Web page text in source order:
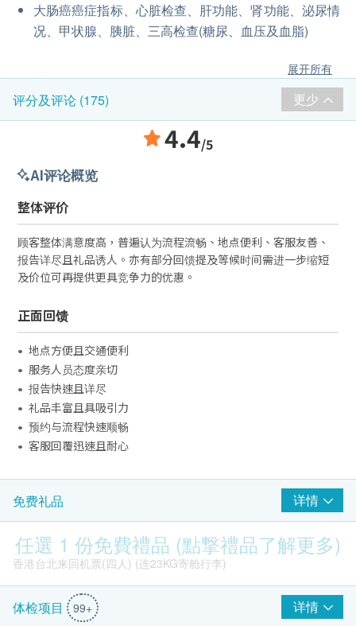
大肠癌癌症指标、心脏检查、肝功能、肾功能、泌尿情
况、甲状腺、胰脏、三高检查(糖尿、血压及血脂)
展开所有
评分及评论 (175) 更少
4.4/5
AI评论概览
整体评价
顾客整体满意度高，普遍认为流程流畅、地点便利、客服友善、
报告详尽且礼品诱人。亦有部分回馈提及等候时间需进一步缩短
及价位可再提供更具竞争力的优惠。
正面回馈
地点方便且交通便利
服务人员态度亲切
报告快速且详尽
礼品丰富且具吸引力
预约与流程快速顺畅
客服回覆迅速且耐心
负面或改进建议
部分地点等候时间较长需改善
报告解释需更专业与清楚
价格需提供更具竞争力的优惠与捆绑方案
优惠券多样性需增加
免费礼品 详情
任選 1 份免費禮品 (點撃禮品了解更多)
香港台北来回机票(四人) (连23KG寄舱行李)
体检项目 99+ 详情